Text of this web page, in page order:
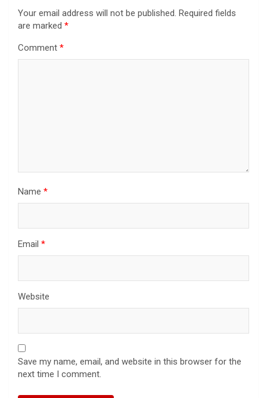
Your email address will not be published. Required fields
are marked *
Comment *
Name *
Email *
Website
Save my name, email, and website in this browser for the
next time I comment.